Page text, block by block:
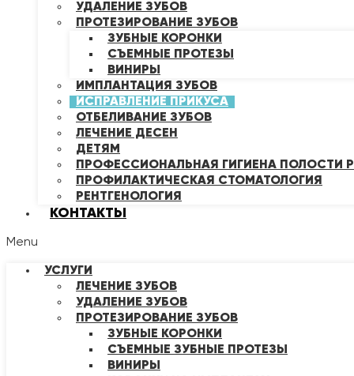
УДАЛЕНИЕ ЗУБОВ
ПРОТЕЗИРОВАНИЕ ЗУБОВ
ЗУБНЫЕ КОРОНКИ
СЪЕМНЫЕ ПРОТЕЗЫ
ВИНИРЫ
ИМПЛАНТАЦИЯ ЗУБОВ
ИСПРАВЛЕНИЕ ПРИКУСА
ОТБЕЛИВАНИЕ ЗУБОВ
ЛЕЧЕНИЕ ДЕСЕН
ДЕТЯМ
ПРОФЕССИОНАЛЬНАЯ ГИГИЕНА ПОЛОСТИ
ПРОФИЛАКТИЧЕСКАЯ СТОМАТОЛОГИЯ
РЕНТГЕНОЛОГИЯ
КОНТАКТЫ
Menu
УСЛУГИ
ЛЕЧЕНИЕ ЗУБОВ
УДАЛЕНИЕ ЗУБОВ
ПРОТЕЗИРОВАНИЕ ЗУБОВ
ЗУБНЫЕ КОРОНКИ
СЪЕМНЫЕ ЗУБНЫЕ ПРОТЕЗЫ
ВИНИРЫ